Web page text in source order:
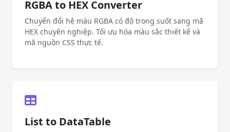
RGBA to HEX Converter
Chuyển đổi hệ màu RGBA có độ trong suốt sang mã
HEX chuyên nghiệp. Tối ưu hóa màu sắc thiết kế và
mã nguồn CSS thực tế.
List to DataTable